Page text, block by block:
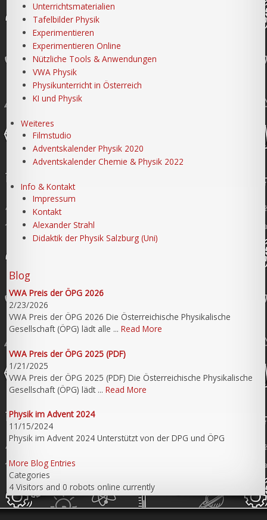
Unterrichtsmaterialien
Tafelbilder Physik
Experimentieren
Experimentieren Online
Nützliche Tools & Anwendungen
VWA Physik
Physikunterricht in Österreich
KI und Physik
Weiteres
Filmstudio
Adventskalender Physik 2020
Adventskalender Chemie & Physik 2022
Info & Kontakt
Impressum
Kontakt
Alexander Strahl
Didaktik der Physik Salzburg (Uni)
Blog
VWA Preis der ÖPG 2026
2/23/2026
VWA Preis der ÖPG 2026 Die Österreichische Physikalische
Gesellschaft (ÖPG) lädt alle ...Read More
VWA Preis der ÖPG 2025 (PDF)
1/21/2025
VWA Preis der ÖPG 2025 (PDF) Die Österreichische Physikalische
Gesellschaft (ÖPG) lädt ...Read More
Physik im Advent 2024
11/15/2024
Physik im Advent 2024 Unterstützt von der DPG und ÖPG
More Blog Entries
Categories
4 Visitors and 0 robots online currently